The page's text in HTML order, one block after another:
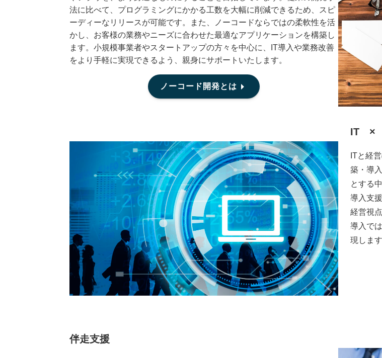
法に比べて、プログラミングにかかる工数を大幅に削減できるため、スピ
ーディーなリリースが可能です。また、ノーコードならではの柔軟性を活
かし、お客様の業務やニーズに合わせた最適なアプリケーションを構築し
ます。小規模事業者やスタートアップの方々を中心に、IT導入や業務改善
をより手軽に実現できるよう、親身にサポートいたします。
ノーコード開発とは
IT ×
ITと経
築・導
とする
導入支
経営視
導入で
現しま
伴走支援